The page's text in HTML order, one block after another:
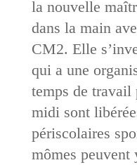
la nouvelle
dans la main
CM2. Elle
qui a une
temps de travail
midi sont
périscolaires
mômes